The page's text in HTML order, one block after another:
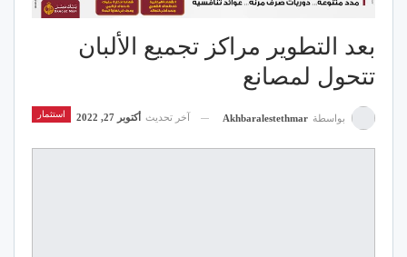
بعد التطوير مراكز تجميع الألبان
تتحول لمصانع
استثمار بواسطة Akhbaralestethmar آخر تحديث أكتوبر 27, 2022